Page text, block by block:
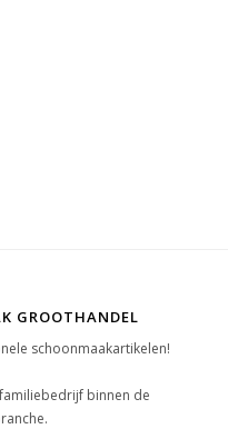
GROOTHANDEL
schoonmaakartikelen!
binnen de